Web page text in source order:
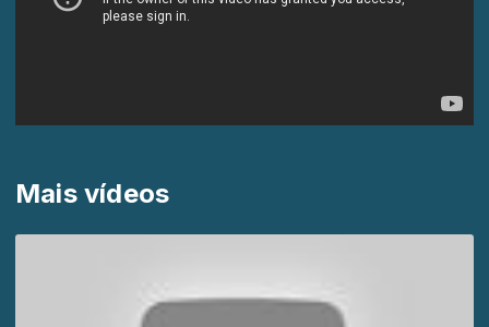
Mais vídeos